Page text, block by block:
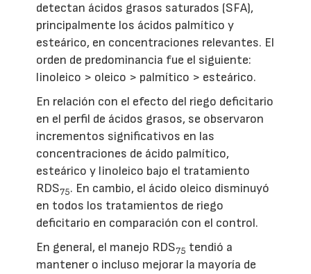
detectan ácidos grasos saturados (SFA),
principalmente los ácidos palmítico y
esteárico, en concentraciones relevantes. El
orden de predominancia fue el siguiente:
linoleico > oleico > palmítico > esteárico.
En relación con el efecto del riego deficitario
en el perfil de ácidos grasos, se observaron
incrementos significativos en las
concentraciones de ácido palmítico,
esteárico y linoleico bajo el tratamiento
RDS75. En cambio, el ácido oleico disminuyó
en todos los tratamientos de riego
deficitario en comparación con el control.
En general, el manejo RDS75 tendió a
mantener o incluso mejorar la mayoría de